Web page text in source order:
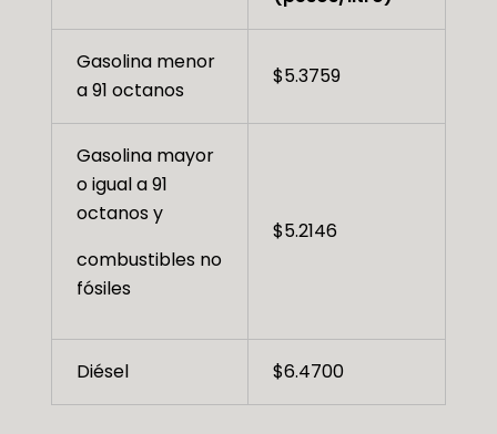
Gasolina menor
a 91 octanos
$5.3759
Gasolina mayor
o igual a 91
octanos y
combustibles no
fósiles
$5.2146
Diésel $6.4700